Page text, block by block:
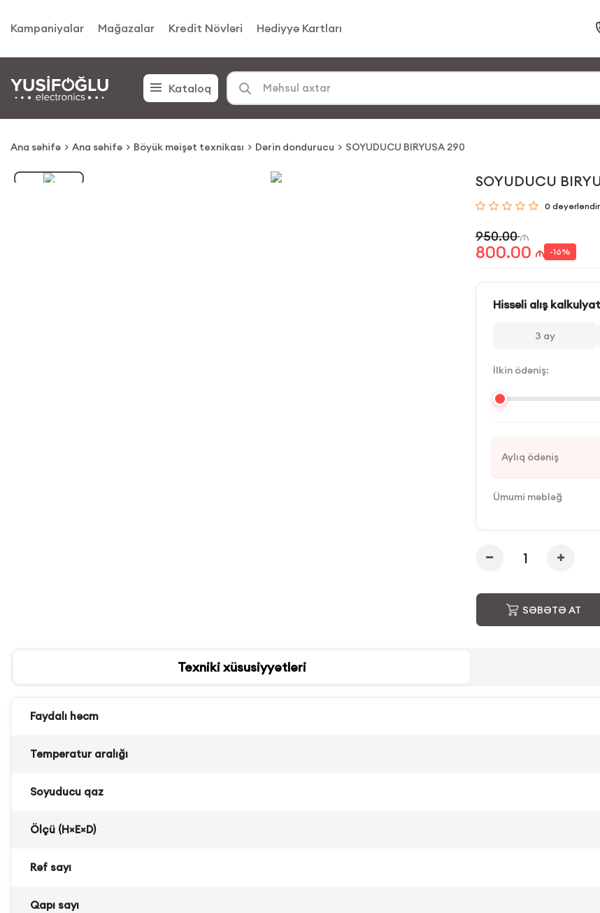
Kampaniyalar Mağazalar Kredit Növləri Hədiyyə Kartları
Kataloq
Ana səhifə Ana səhifə Böyük məişət texnikası Dərin dondurucu SOYUDUCU BIRYUSA 290
SOYUDUCU
0
950.00
800.00 -16%
Hissəli alış
3 ay
İlkin ödəniş:
Aylıq ödəniş
Ümumi məbləğ
SƏBƏTƏ AT
Texniki xüsusiyyətləri
Faydalı həcm
Temperatur aralığı
Soyuducu qaz
Ölçü (H×E×D)
Rəf sayı
Qapı sayı